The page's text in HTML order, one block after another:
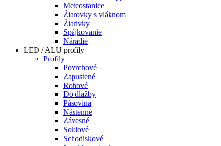
Meteostanice
Žiarovky s vláknom
Žiarivky
Spájkovanie
Náradie
LED / ALU profily
Profily
Povrchové
Zapustené
Rohové
Do dlažby
Pásovina
Nástenné
Závesné
Soklové
Schodiskové